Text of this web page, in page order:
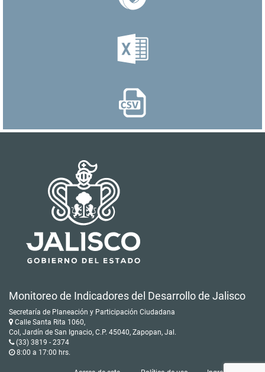
Monitoreo de Indicadores del Desarrollo de Jalisco
Secretaría de Planeación y Participación Ciudadana
Calle Santa Rita 1060,
Col, Jardín de San Ignacio, C.P. 45040, Zapopan, Jal.
(33) 3819 - 2374
8:00 a 17:00 hrs.